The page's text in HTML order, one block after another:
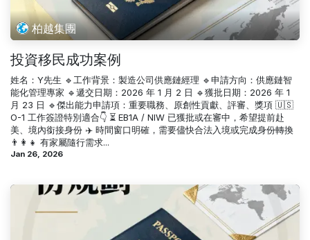
柏越集團
投資移民成功案例
姓名：Y先生 🔹工作背景：製造公司供應鏈經理 🔹申請方向：供應鏈智
能化管理專家 🔹遞交日期：2026 年 1 月 2 日 🔹獲批日期：2026 年 1
月 23 日 🔹傑出能力申請項：重要職務、原創性貢獻、評審、獎項 🇺🇸
O-1 工作簽證特別適合👇 ⏳ EB1A / NIW 已獲批或在審中，希望提前赴
美、境內銜接身份 ✈️ 時間窗口明確，需要儘快合法入境或完成身份轉換
👨‍👩‍👧 有家屬隨行需求...
Jan 26, 2026